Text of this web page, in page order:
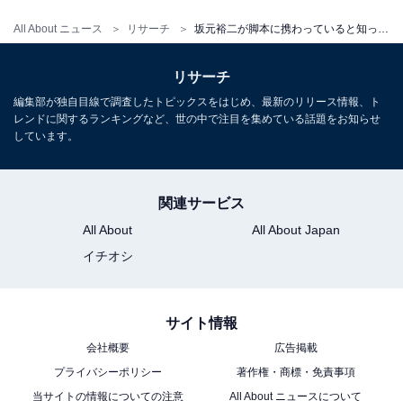
All About ニュース リサーチ
リサーチ
編集部が独自目線で調査したトピックスをはじめ、最新のリリース情報、ト
レンドに関するランキングなど、世の中で注目を集めている話題をお知らせ
しています。
関連サービス
All About
All About Japan
イチオシ
サイト情報
会社概要
広告掲載
プライバシーポリシー
著作権・商標・免責事項
当サイトの情報についての注意
All About ニュースについて